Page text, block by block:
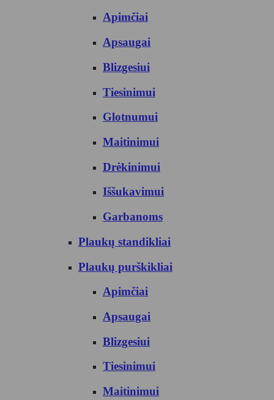
Apimčiai
Apsaugai
Blizgesiui
Tiesinimui
Glotnumui
Maitinimui
Drėkinimui
Iššukavimui
Garbanoms
Plaukų standikliai
Plaukų purškikliai
Apimčiai
Apsaugai
Blizgesiui
Tiesinimui
Maitinimui